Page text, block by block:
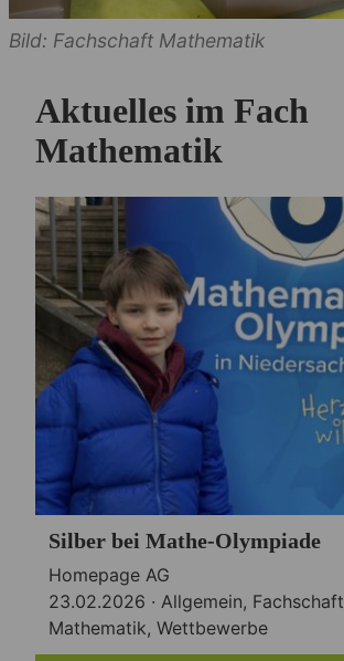
Bild: Fachschaft Mathematik
Aktuelles im Fach
Mathematik
Silber bei Mathe-Olympiade
Homepage AG
23.02.2026 · Allgemein, Fachschaft
Mathematik, Wettbewerbe